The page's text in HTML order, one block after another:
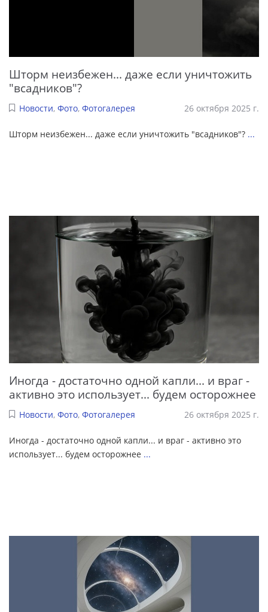
Шторм неизбежен... даже если уничтожить
"всадников"?
Новости, Фото, Фотогалерея 26 октября 2025 г.
Шторм неизбежен... даже если уничтожить "всадников"? ...
Иногда - достаточно одной капли... и враг -
активно это использует... будем осторожнее
Новости, Фото, Фотогалерея 26 октября 2025 г.
Иногда - достаточно одной капли... и враг - активно это
использует... будем осторожнее ...